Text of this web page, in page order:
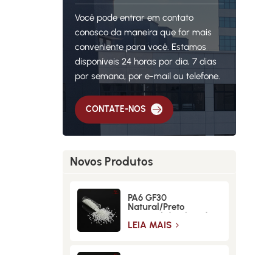
Você pode entrar em contato
conosco da maneira que for mais
conveniente para você. Estamos
disponíveis 24 horas por dia, 7 dias
por semana, por e-mail ou telefone.
CONTATE-NOS
Novos Produtos
PA6 GF30
Natural/Preto
Material de Fibra de
Vidro de Alta
LEIA MAIS